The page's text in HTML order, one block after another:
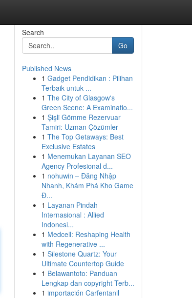
Search
Go
Published News
1 Gadget Pendidikan : Pilihan
Terbaik untuk ...
1 The City of Glasgow's
Green Scene: A Examinatio...
1 Şişli Gömme Rezervuar
Tamiri: Uzman Çözümler
1 The Top Getaways: Best
Exclusive Estates
1 Menemukan Layanan SEO
Agency Profesional d...
1 nohuwin – Đăng Nhập
Nhanh, Khám Phá Kho Game
Đ...
1 Layanan Pindah
Internasional : Allied
Indonesi...
1 Medcell: Reshaping Health
with Regenerative ...
1 Silestone Quartz: Your
Ultimate Countertop Guide
1 Belawantoto: Panduan
Lengkap dan copyright Terb...
1 importación Carfentanil